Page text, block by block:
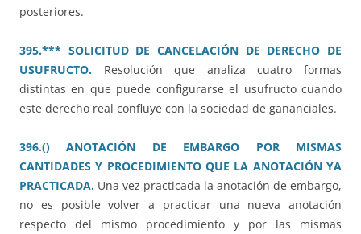
posteriores.
395.*** SOLICITUD DE CANCELACIÓN DE DERECHO DE
USUFRUCTO. Resolución que analiza cuatro formas
distintas en que puede configurarse el usufructo cuando
este derecho real confluye con la sociedad de gananciales.
396.() ANOTACIÓN DE EMBARGO POR MISMAS
CANTIDADES Y PROCEDIMIENTO QUE LA ANOTACIÓN YA
PRACTICADA. Una vez practicada la anotación de embargo,
no es posible volver a practicar una nueva anotación
respecto del mismo procedimiento y por las mismas